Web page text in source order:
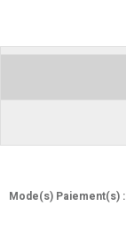
Mode(s) Paiement(s) :